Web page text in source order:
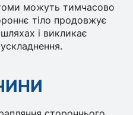
можуть тимчасово
тіло продовжує
і викликає